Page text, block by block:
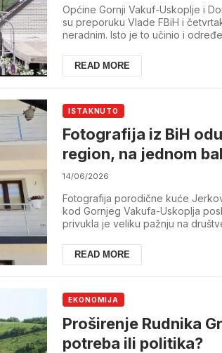
Općine Gornji Vakuf-Uskoplje i
su preporuku Vlade FBiH i
neradnim. Isto je to učinio i
READ MORE
ISTAKNUTO
Fotografija iz BiH
region, na jednom
zastava BiH, na
Hrvatske
14/06/2026
Fotografija porodične kuće
kod Gornjeg Vakufa-Uskoplja
privukla je veliku pažnju na
READ MORE
EKONOMIJA
Proširenje Rudnika
potreba ili politika?